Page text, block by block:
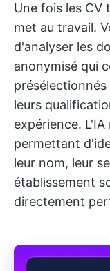
Une fois les CV
met au travail.
d'analyser les
anonymisé qui
leurs
expérience.
permettant
leur nom, leur
établissement
directement